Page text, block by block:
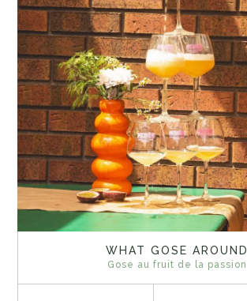
WHAT GOSE AROUND
Gose au fruit de la passion